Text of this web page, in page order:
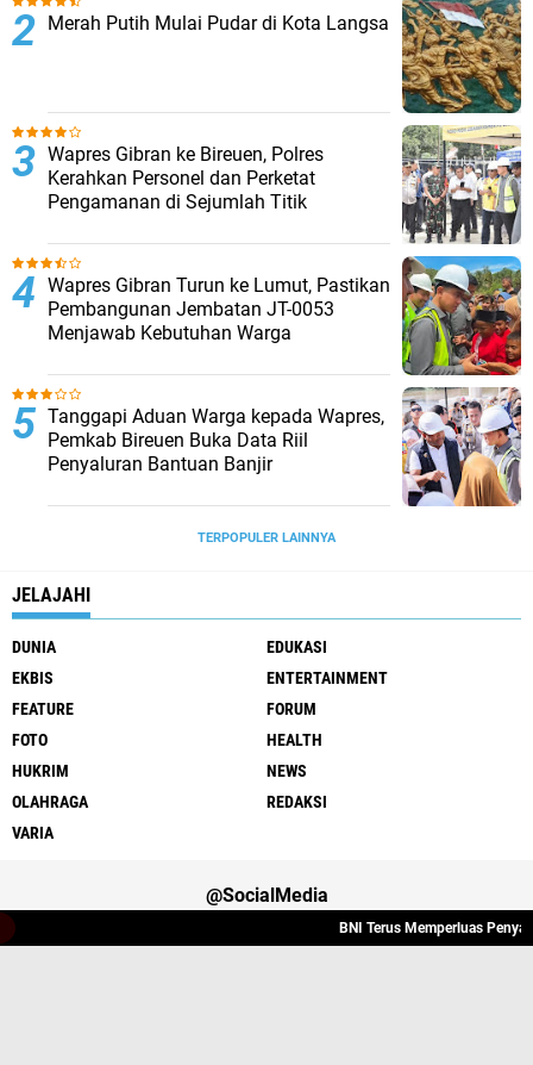
Merah Putih Mulai Pudar di Kota Langsa
Wapres Gibran ke Bireuen, Polres
Kerahkan Personel dan Perketat
Pengamanan di Sejumlah Titik
Wapres Gibran Turun ke Lumut, Pastikan
Pembangunan Jembatan JT-0053
Menjawab Kebutuhan Warga
Tanggapi Aduan Warga kepada Wapres,
Pemkab Bireuen Buka Data Riil
Penyaluran Bantuan Banjir
TERPOPULER LAINNYA
JELAJAHI
DUNIA
EDUKASI
EKBIS
ENTERTAINMENT
FEATURE
FORUM
FOTO
HEALTH
HUKRIM
NEWS
OLAHRAGA
REDAKSI
VARIA
@SocialMedia
BNI Terus Memperluas